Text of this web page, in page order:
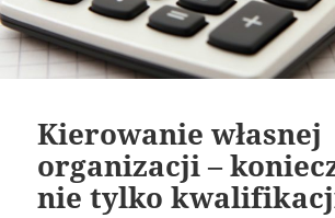
Kierowanie własnej
organizacji –
nie tylko